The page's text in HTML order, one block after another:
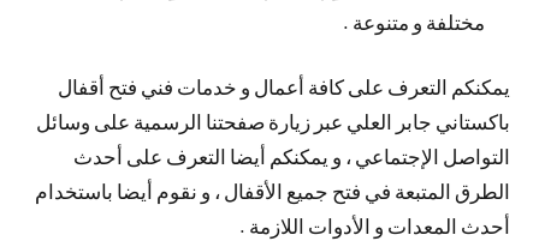
مختلفة و متنوعة .
يمكنكم التعرف على كافة أعمال و خدمات فني فتح أقفال
باكستاني جابر العلي عبر زيارة صفحتنا الرسمية على وسائل
التواصل الإجتماعي ، و يمكنكم أيضا التعرف على أحدث
الطرق المتبعة في فتح جميع الأقفال ، و نقوم أيضا باستخدام
أحدث المعدات و الأدوات اللازمة .